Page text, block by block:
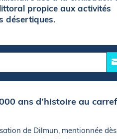
propice aux activités
désertiques.
ans d’histoire au
de Dilmun, mentionnée